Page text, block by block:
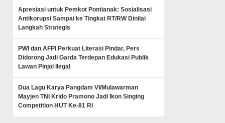
Apresiasi untuk Pemkot Pontianak: Sosialisasi
Antikorupsi Sampai ke Tingkat RT/RW Dinilai
Langkah Strategis
PWI dan AFPI Perkuat Literasi Pindar, Pers
Didorong Jadi Garda Terdepan Edukasi Publik
Lawan Pinjol Ilegal
Dua Lagu Karya Pangdam VI/Mulawarman
Mayjen TNI Krido Pramono Jadi Ikon Singing
Competition HUT Ke-81 RI